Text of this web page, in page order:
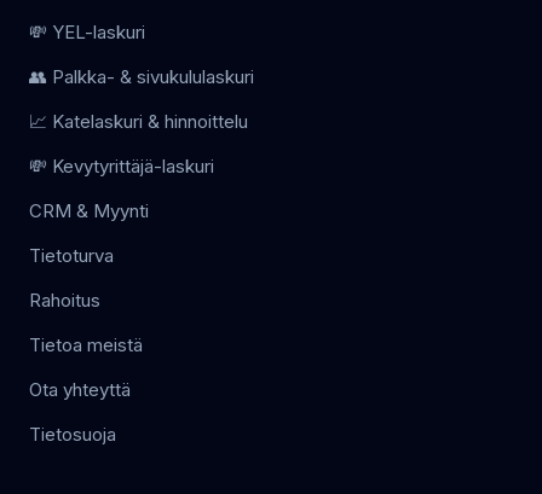
💸 YEL-laskuri
👥 Palkka- & sivukululaskuri
📈 Katelaskuri & hinnoittelu
💸 Kevytyrittäjä-laskuri
CRM & Myynti
Tietoturva
Rahoitus
Tietoa meistä
Ota yhteyttä
Tietosuoja